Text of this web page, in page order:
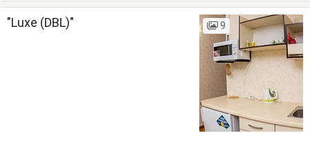
"Luxe (DBL)" 9